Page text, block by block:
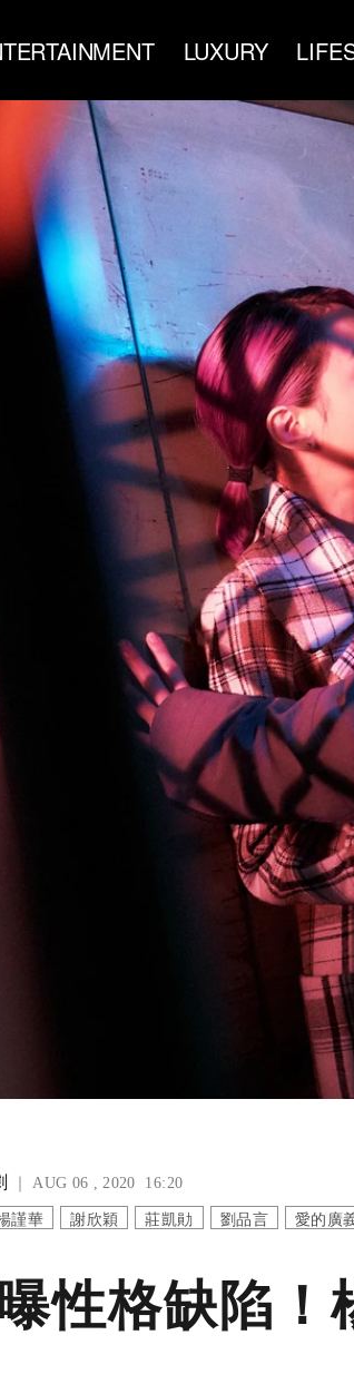
LUXURY
｜ AUG 06 , 2020 16:20
謹華 謝欣穎 莊凱勛 劉品言 愛的廣
性格缺陷！